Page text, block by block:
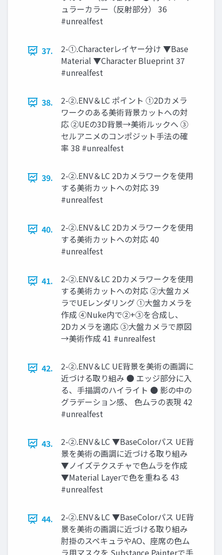
ュラーカラー（反射部分） 36
#unrealfest
37.
2-①.Characterレイヤー分け ▼Base
Material ▼Character Blueprint 37
#unrealfest
38.
2-②.ENV＆LC ポイント ①2Dカメラ
ワークのある美術背景カットへの対
応 ②UEの3D背景→美術ルックへ ③
セルアニメのコンポジット手法の確
率 38 #unrealfest
39.
2-②.ENV＆LC 2Dカメラワークを使用
する美術カットへの対応 39
#unrealfest
40.
2-②.ENV＆LC 2Dカメラワークを使用
する美術カットへの対応 40
#unrealfest
41.
2-②.ENV＆LC 2Dカメラワークを使用
する美術カットへの対応 ②大盤カメ
ラでUEレンダリング ①大盤カメラを
作成 ④Nuke内で②+③を合成し、
2Dカメラを適応 ③大盤カメラで原図
→美術作成 41 #unrealfest
42.
2-②.ENV＆LC UE背景を美術の画調に
近づける取り組み ● エッジ部分に入
る、手描調のハイライト ● 影の中の
グラデーション感、 色ムラの表現 42
#unrealfest
43.
2-②.ENV＆LC ▼BaseColorパス UE背
景を美術の画調に近づける取り組み
▼ノイズテクスチャで色ムラを作成
▼Material Layerで色を重ねる 43
#unrealfest
44.
2-②.ENV＆LC ▼BaseColorパス UE背
景を美術の画調に近づける取り組み
肘掛のスペキュラやAO、座席の色ム